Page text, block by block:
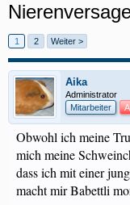
1 2 Weiter >
Aika
Administrator
Mitarbeiter
Obwohl ich meine
mich meine
dass ich mit einer
macht mir Babettli